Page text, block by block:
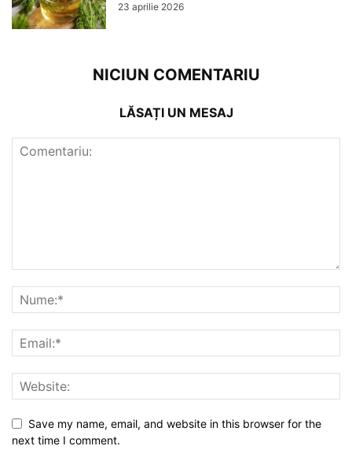
23 aprilie 2026
NICIUN COMENTARIU
LĂSAȚI UN MESAJ
Save my name, email, and website in this browser for the
next time I comment.